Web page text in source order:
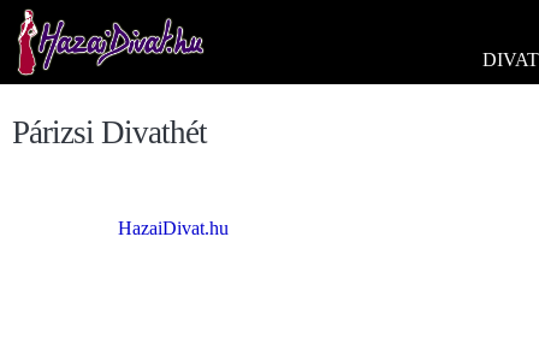
DIVAT
Párizsi Divathét
HazaiDivat.hu